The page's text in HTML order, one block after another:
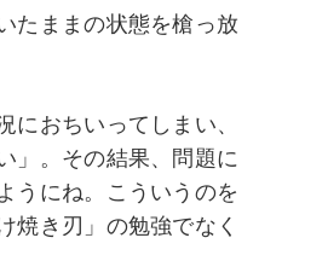
たままの状態を槍っ放
おちいってしまい、
」。その結果、問題に
うにね。こういうのを
焼き刃」の勉強でなく